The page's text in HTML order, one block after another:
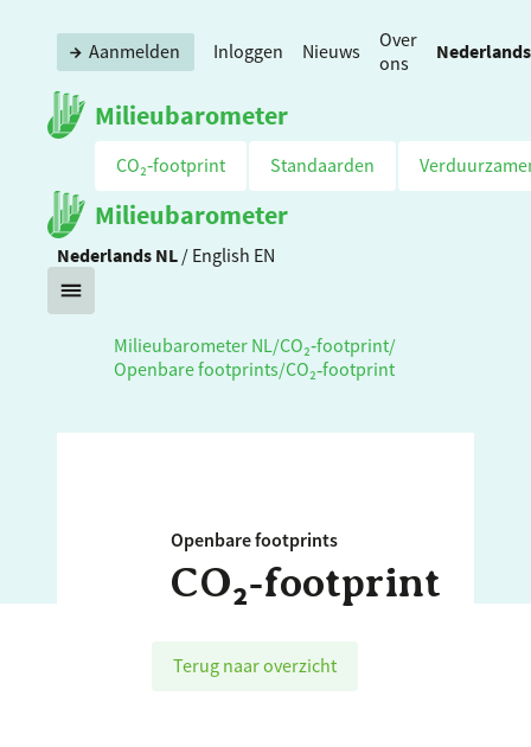
Milieubarometer
Aanmelden Inloggen Nieuws
Over
ons
Nederlands
CO₂‑footprint Standaarden
Milieubarometer
Nederlands NL / English EN
Milieubarometer NL /CO₂‑footprint/
Openbare footprints/CO₂‑footprint
Openbare footprints
CO₂‑footprint
Terug naar overzicht